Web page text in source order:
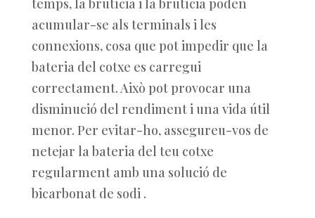
temps, la brutícia i la brutícia poden
acumular-se als terminals i les
connexions, cosa que pot impedir que la
bateria del cotxe es carregui
correctament. Això pot provocar una
disminució del rendiment i una vida útil
menor. Per evitar-ho, assegureu-vos de
netejar la bateria del teu cotxe
regularment amb una solució de
bicarbonat de sodi .